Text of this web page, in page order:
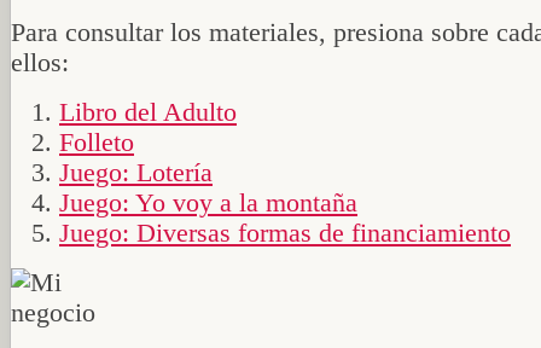
Para consultar los materiales, presiona sobre
ellos:
Libro del Adulto
Folleto
Juego: Lotería
Juego: Yo voy a la montaña
Juego: Diversas formas de financiamiento